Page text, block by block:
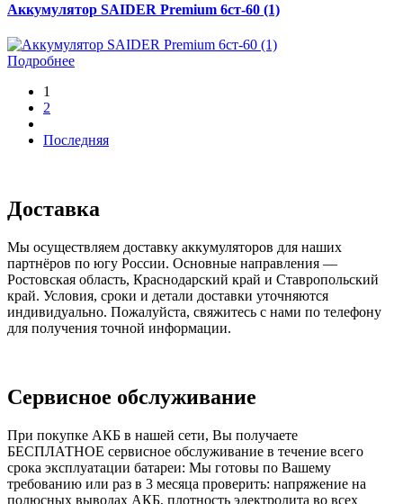
Аккумулятор SAIDER Premium 6ст-60 (1)
Подробнее
1
2
Последняя
Доставка
Мы осуществляем доставку аккумуляторов для наших
партнёров по югу России. Основные направления —
Ростовская область, Краснодарский край и Ставропольский
край. Условия, сроки и детали доставки уточняются
индивидуально. Пожалуйста, свяжитесь с нами по телефону
для получения точной информации.
Сервисное обслуживание
При покупке АКБ в нашей сети, Вы получаете
БЕСПЛАТНОЕ сервисное обслуживание в течение всего
срока эксплуатации батареи: Мы готовы по Вашему
требованию или раз в 3 месяца проверить: напряжение на
полюсных выводах АКБ, плотность электролита во всех